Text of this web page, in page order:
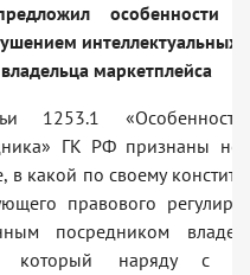
особенности
маркетплейса
«Особенности
ГК РФ признаны не
в какой по своему
правового
посредником
который наряду с